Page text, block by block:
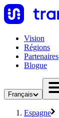
Vision
Régions
Partenaires
Blogue
Français
Espagne